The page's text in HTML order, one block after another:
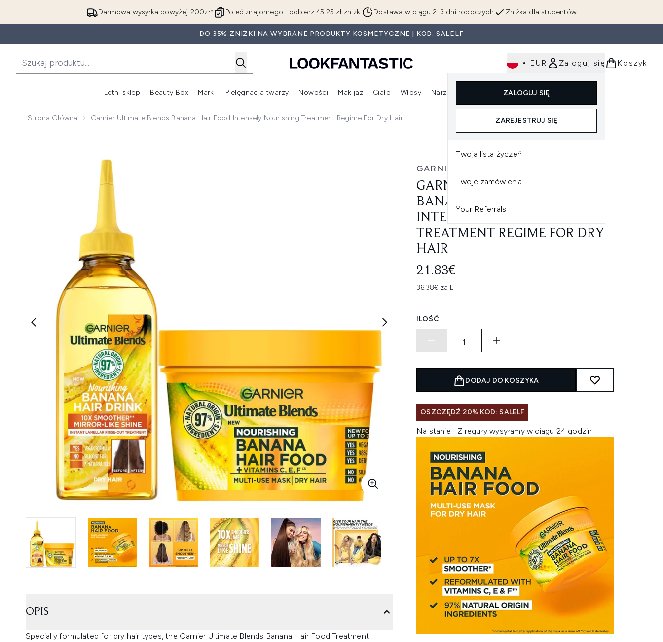
Przejdź do głównej treści
Darmowa wysyłka powyżej 200zł* Zniżka dla studentów
Poleć znajomego i odbierz 45.25 zł zniżki Dostawa w ciągu 2-3 dni roboczych
DO 35% ZNIŻKI NA WYBRANE PRODUKTY KOSMETYCZNE | KOD: SALELF
• EUR Zaloguj się
ZALOGUJ SIĘ
ZAREJESTRUJ SIĘ
Twoja lista życzeń
Twoje zamówienia
Your Referrals
Koszyk
Letni sklep Beauty Box
Wejdź do podmenu (Beauty Box)
Marki
Wejdź do podmenu (Marki)
Pielęgnacja twarzy
Wejdź do podmenu (Pielęgnacja twarzy)
Nowości
Wejdź do podmenu (Nowości)
Makijaż
Wejdź do podmenu (Makijaż)
Ciało Włosy
Wejdź do podmenu (Włosy)
Narzędzia
Wejdź do podmenu (Narzędzia)
Dla mężczyzn
Strona Główna Garnier Ultimate Blends Banana Hair Food Intensely Nourishing Treatment Regime For Dry Hair
GARNIER
GARNIER ULTIMATE BLENDS
BANANA HAIR FOOD
INTENSELY NOURISHING
TREATMENT REGIME FOR DRY
HAIR
21.83€
36.38€ za L
ILOŚĆ
DODAJ DO KOSZYKA
OSZCZĘDŹ 20% KOD: SALELF
Na stanie | Z reguły wysyłamy w ciągu 24 godzin
OPIS
Specially formulated for dry hair types, the Garnier Ultimate Blends Banana Hair Food Treatment